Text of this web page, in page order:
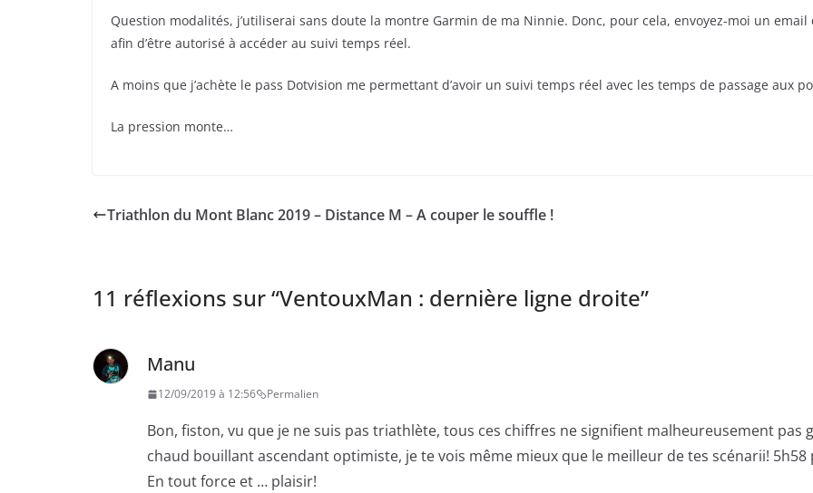
Question modalités, j’utiliserai sans doute la montre Garmin de ma Ninnie. Donc, pour cela, envoyez-moi un
afin d’être autorisé à accéder au suivi temps réel.
A moins que j’achète le pass Dotvision me permettant d’avoir un suivi temps réel avec les temps de passage aux
La pression monte…
Triathlon du Mont Blanc 2019 – Distance M – A couper le souffle !
11 réflexions sur “VentouxMan : dernière ligne droite”
Manu
12/09/2019 à 12:56 Permalien
Bon, fiston, vu que je ne suis pas triathlète, tous ces chiffres ne signifient malheureusement pas
chaud bouillant ascendant optimiste, je te vois même mieux que le meilleur de tes scénarii! 5h58
En tout force et … plaisir!